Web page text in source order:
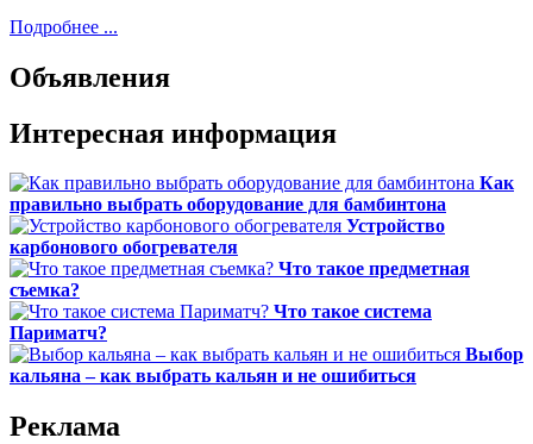
Подробнее ...
Объявления
Интересная информация
Как
правильно выбрать оборудование для бамбинтона
Устройство
карбонового обогревателя
Что такое предметная
съемка?
Что такое система
Париматч?
Выбор
кальяна – как выбрать кальян и не ошибиться
Реклама